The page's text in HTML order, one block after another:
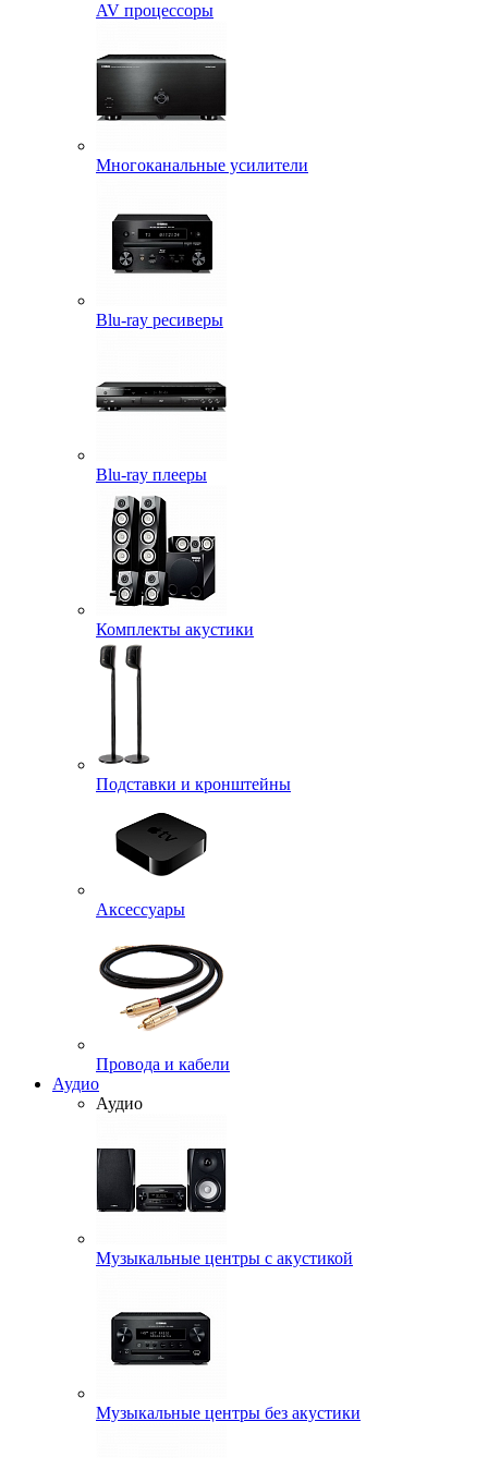
AV процессоры
Многоканальные усилители
Blu-ray ресиверы
Blu-ray плееры
Комплекты акустики
Подставки и кронштейны
Аксессуары
Провода и кабели
Аудио
Аудио
Музыкальные центры с акустикой
Музыкальные центры без акустики